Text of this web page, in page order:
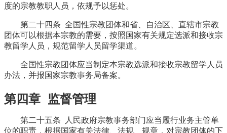
度的宗教教职人员，依规予以惩处。
第二十四条 全国性宗教团体和省、自治区、直辖市宗教
团体可以根据本宗教的需要，按照国家有关规定选派和接收宗
教留学人员，规范留学人员留学渠道。
全国性宗教团体应当制定本宗教选派和接收宗教留学人员
办法，并报国家宗教事务局备案。
第四章 监督管理
第二十五条 人民政府宗教事务部门应当履行业务主管单
位的职责，根据国家有关法律、法规、规章，对宗教团体的下